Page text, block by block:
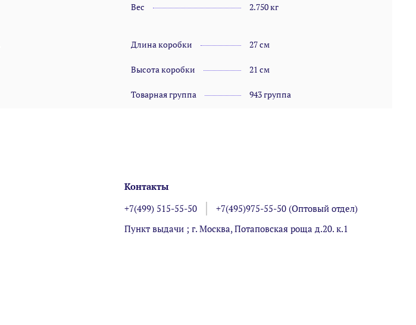
Вес 2.750 кг
Длина коробки 27 см
Высота коробки 21 см
Товарная группа 943 группа
Контакты
+7(499) 515-55-50
+7(495)975-55-50 (Оптовый отдел)
Пункт выдачи ; г. Москва, Потаповская роща д.20. к.1